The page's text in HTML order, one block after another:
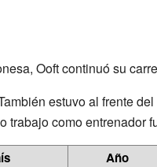
Ooft continuó su
estuvo al frente del
trabajo como entrenador
Año